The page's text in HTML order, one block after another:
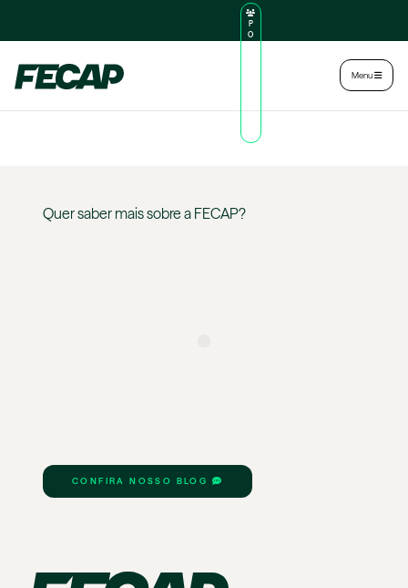
P
O
U
Menu
Quer saber mais sobre a FECAP?
CONFIRA NOSSO BLOG